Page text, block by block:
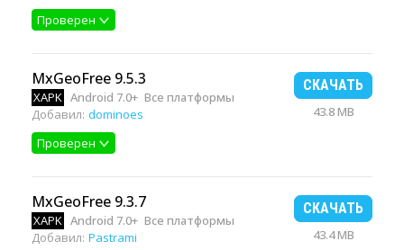
Проверен
MxGeoFree 9.5.3
XAPK Android 7.0+ Все платформы
Добавил: dominoes
Проверен
СКАЧАТЬ
43.8 MB
MxGeoFree 9.3.7
XAPK Android 7.0+ Все платформы
Добавил: Pastrami
СКАЧАТЬ
43.4 MB